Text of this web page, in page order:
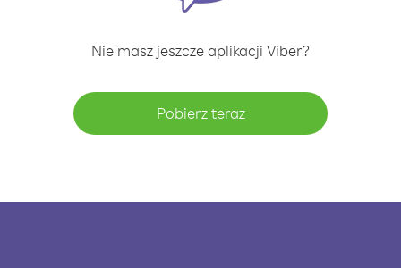
Nie masz jeszcze aplikacji Viber?
Pobierz teraz